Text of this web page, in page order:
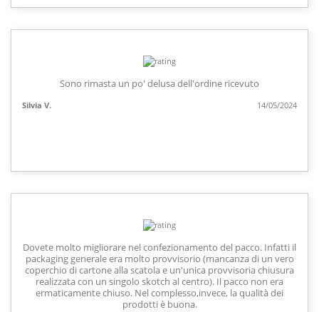
Sono rimasta un po' delusa dell'ordine ricevuto
Silvia V. 14/05/2024
Dovete molto migliorare nel confezionamento del pacco. Infatti il
packaging generale era molto provvisorio (mancanza di un vero
coperchio di cartone alla scatola e un'unica provvisoria chiusura
realizzata con un singolo skotch al centro). Il pacco non era
ermaticamente chiuso. Nel complesso,invece, la qualità dei
prodotti è buona.